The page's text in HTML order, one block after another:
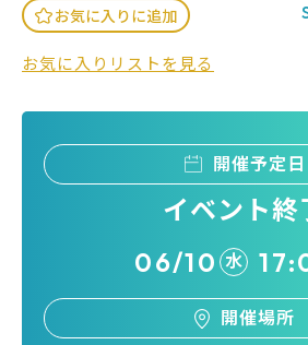
お気に入りに追加
お気に入りリストを見る
開催予定日
イベント終
06/10 水
開催場所